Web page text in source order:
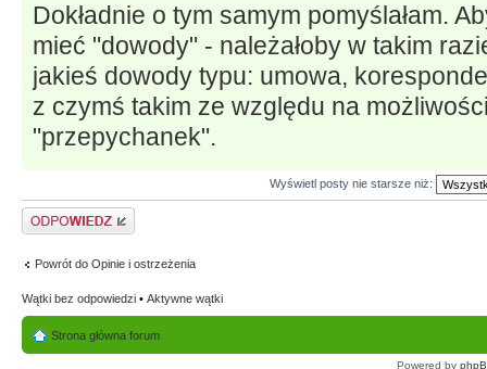
Dokładnie o tym samym pomyślałam.
mieć "dowody" - należałoby w takim
jakieś dowody typu: umowa,
z czymś takim ze względu na
"przepychanek".
Wyświetl posty nie starsze niż:
Odpowiedz
Powrót do Opinie i ostrzeżenia
Wątki bez odpowiedzi • Aktywne wątki
Strona główna forum
Powered by